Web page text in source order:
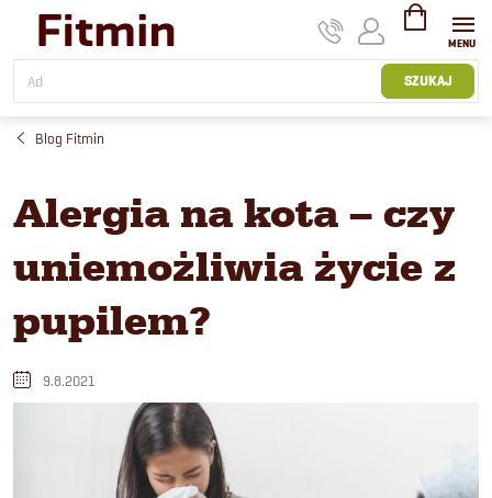
treści
SZUKAJ
KOSZYK
Blog Fitmin
Alergia na kota – czy
uniemożliwia życie z
pupilem?
9.8.2021